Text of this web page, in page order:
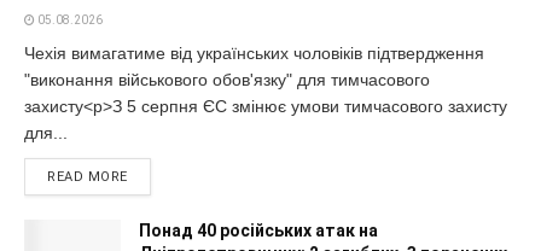
05.08.2026
Чехія вимагатиме від українських чоловіків підтвердження
"виконання військового обов'язку" для тимчасового
захисту<p>З 5 серпня ЄС змінює умови тимчасового захисту
для...
READ MORE
Понад 40 російських атак на